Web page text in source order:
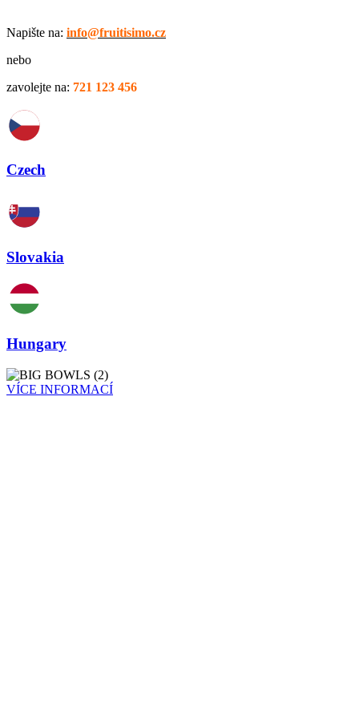
Napište na: info@fruitisimo.cz
nebo
zavolejte na: 721 123 456
Czech
Slovakia
Hungary
VÍCE INFORMACÍ